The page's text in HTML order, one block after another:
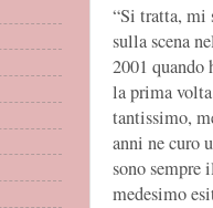
“Si tratta, mi
sulla scena
2001 quando
la prima
tantissimo,
anni ne curo
sono sempre
medesimo